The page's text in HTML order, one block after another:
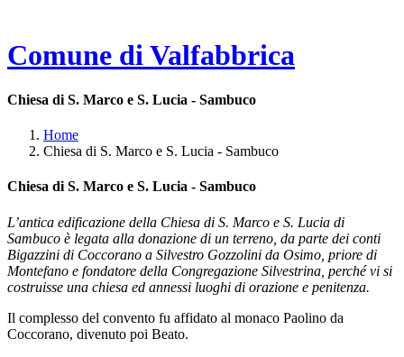
Comune di Valfabbrica
Chiesa di S. Marco e S. Lucia - Sambuco
Home
Chiesa di S. Marco e S. Lucia - Sambuco
Chiesa di S. Marco e S. Lucia - Sambuco
L’antica edificazione della Chiesa di S. Marco e S. Lucia di
Sambuco è legata alla donazione di un terreno, da parte dei conti
Bigazzini di Coccorano a Silvestro Gozzolini da Osimo, priore di
Montefano e fondatore della Congregazione Silvestrina, perché vi si
costruisse una chiesa ed annessi luoghi di orazione e penitenza.
Il complesso del convento fu affidato al monaco Paolino da
Coccorano, divenuto poi Beato.